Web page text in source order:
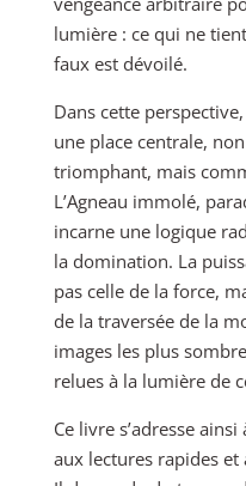
lumière : ce qui ne
faux est dévoilé.
Dans cette
une place centrale,
triomphant, mais
L’Agneau immolé,
incarne une logique
la domination. La
pas celle de la force,
de la traversée de la
images les plus
relues à la lumière de
Ce livre s’adresse
aux lectures rapides